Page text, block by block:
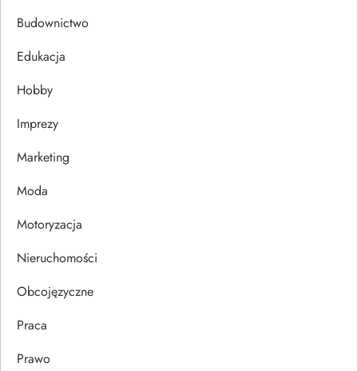
c
a
w
p
u
Budownictwo
Edukacja
Hobby
Imprezy
Marketing
Moda
Motoryzacja
Nieruchomości
Obcojęzyczne
Praca
Prawo